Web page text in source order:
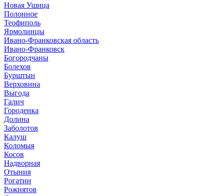
Новая Ушица
Полонное
Теофиполь
Ярмолинцы
Ивано-Франковская область
Ивано-Франковск
Богородчаны
Болехов
Бурштын
Верховина
Выгода
Галич
Городенка
Долина
Заболотов
Калуш
Коломыя
Косов
Надворная
Отыния
Рогатин
Рожнятов